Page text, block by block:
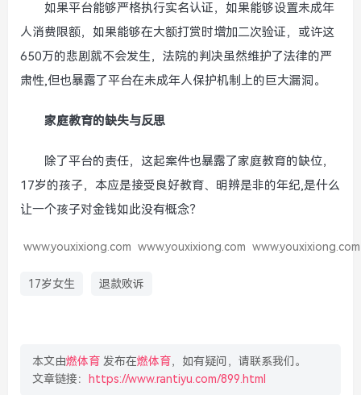
如果平台能够严格执行实名认证，如果能够设置未成年
人消费限额，如果能够在大额打赏时增加二次验证，或许这
650万的悲剧就不会发生，法院的判决虽然维护了法律的严
肃性,但也暴露了平台在未成年人保护机制上的巨大漏洞。
家庭教育的缺失与反思
除了平台的责任，这起案件也暴露了家庭教育的缺位，
17岁的孩子，本应是接受良好教育、明辨是非的年纪,是什么
让一个孩子对金钱如此没有概念？
www.youxixiong.com www.youxixiong.com www.youxixiong.com
17岁女生 退款败诉
本文由燃体育 发布在燃体育，如有疑问，请联系我们。
文章链接：
https://www.rantiyu.com/899.html